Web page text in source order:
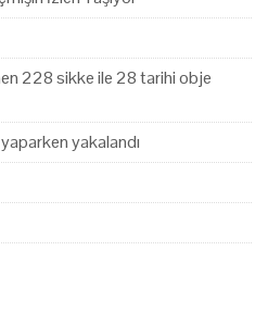
228 sikke ile 28 tarihi obje
yakalandı